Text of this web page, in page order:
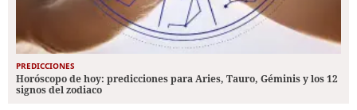
PREDICCIONES
Horóscopo de hoy: predicciones para Aries, Tauro, Géminis y los 12
signos del zodiaco